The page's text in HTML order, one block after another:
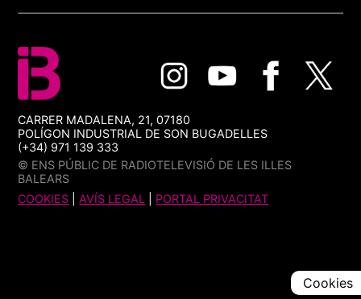
CARRER MADALENA, 21, 07180
POLÍGON INDUSTRIAL DE SON BUGADELLES
(+34) 971 139 333
© ENS PÚBLIC DE RADIOTELEVISIÓ DE LES ILLES
BALEARS
COOKIES |AVÍS LEGAL PORTAL PRIVACITAT
Cookies